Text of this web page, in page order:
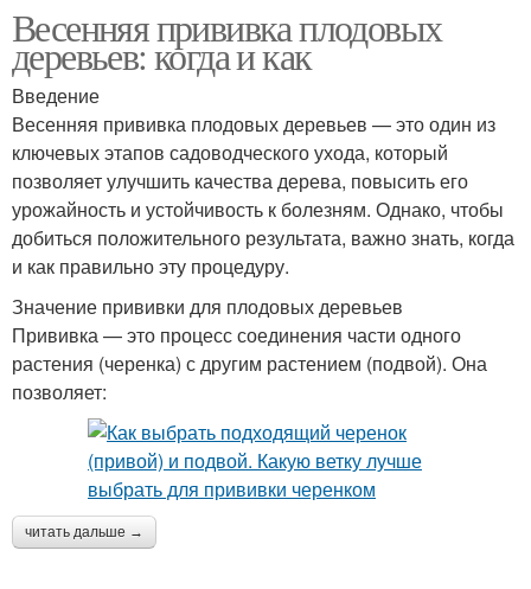
Весенняя прививка плодовых
деревьев: когда и как
Введение
Весенняя прививка плодовых деревьев — это один из
ключевых этапов садоводческого ухода, который
позволяет улучшить качества дерева, повысить его
урожайность и устойчивость к болезням. Однако, чтобы
добиться положительного результата, важно знать, когда
и как правильно эту процедуру.
Значение прививки для плодовых деревьев
Прививка — это процесс соединения части одного
растения (черенка) с другим растением (подвой). Она
позволяет:
читать дальше →